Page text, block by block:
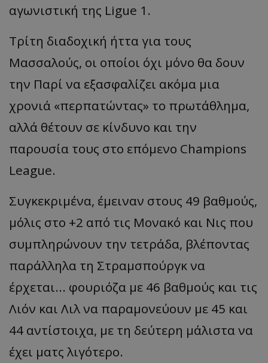
αγωνιστική της Ligue 1.
Τρίτη διαδοχική ήττα για τους
Μασσαλούς, οι οποίοι όχι μόνο θα δουν
την Παρί να εξασφαλίζει ακόμα μια
χρονιά «περπατώντας» το πρωτάθλημα,
αλλά θέτουν σε κίνδυνο και την
παρουσία τους στο επόμενο Champions
League.
Συγκεκριμένα, έμειναν στους 49 βαθμούς,
μόλις στο +2 από τις Μονακό και Νις που
συμπληρώνουν την τετράδα, βλέποντας
παράλληλα τη Στραμσπούργκ να
έρχεται... φουριόζα με 46 βαθμούς και τις
Λιόν και Λιλ να παραμονεύουν με 45 και
44 αντίστοιχα, με τη δεύτερη μάλιστα να
έχει ματς λιγότερο.